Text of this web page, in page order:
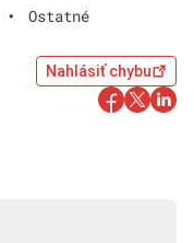
• Ostatné
Nahlásiť chybu